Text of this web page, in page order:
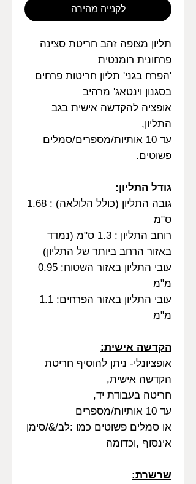
לקנייה מהירה
תליון מצופה זהב חריטת סצינה
פרחונית רומנטית
'הפרח בגני' תליון חריטות פרחים
בסגנון וינטאג' מרהיב
אופציה להקדשה אישית בגב
התליון,
עד 10 אותיות/מספרים/סמלים
פשוטים.
גודל התליון:
גובה התליון (כולל הלולאה) : 1.68
ס"מ
רוחב התליון : 1.3 ס"מ (נמדד
באזור הרחב ביותר של התליון)
עובי התליון באזור השטוח: 0.95
מ"מ
עובי התליון באזור הפרחים: 1.1
מ"מ
הקדשה אישית:
אופציונלי- ניתן להוסיף חריטת
הקדשה אישית,
חריטה בעבודת יד,
עד 10 אותיות/מספרים
או סמלים פשוטים כמו :לב/&/סימן
אינסוף ,וכדומה
שרשרת: